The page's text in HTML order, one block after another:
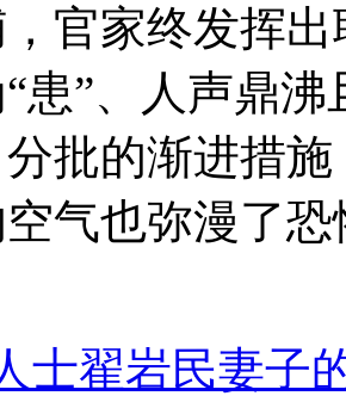
官家终发挥
患”、人声鼎
批的渐进措
气也弥漫了
士翟岩民妻子